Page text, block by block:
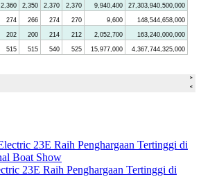
23E Raih Penghargaan Tertinggi di